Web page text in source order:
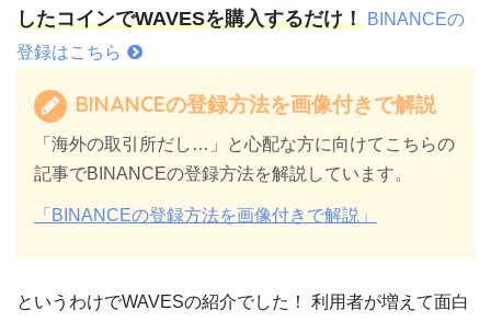
したコインでWAVESを購入するだけ！ BINANCEの
登録はこちら
BINANCEの登録方法を画像付きで解説
「海外の取引所だし…」と心配な方に向けてこちらの
記事でBINANCEの登録方法を解説しています。
「BINANCEの登録方法を画像付きで解説」
というわけでWAVESの紹介でした！ 利用者が増えて面白